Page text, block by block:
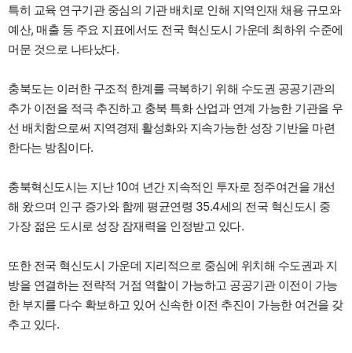
특히 교육 연구기관 중심의 기관 배치로 인해 지역인재 채용 규모와
예산, 매출 등 주요 지표에서도 전국 혁신도시 가운데 최하위 수준에
머문 것으로 나타났다.
충북도는 이러한 구조적 한계를 극복하기 위해 수도권 공공기관의
추가 이전을 적극 추진하고 충북 특화 산업과 연계 가능한 기관을 우
선 배치함으로써 지역경제 활성화와 지속가능한 성장 기반을 마련
한다는 방침이다.
충북혁신도시는 지난 10여 년간 지속적인 투자로 정주여건을 개선
해 왔으며 인구 증가와 함께 평균연령 35.4세의 전국 혁신도시 중
가장 젊은 도시로 성장 잠재력을 인정받고 있다.
또한 전국 혁신도시 가운데 지리적으로 중심에 위치해 수도권과 지
방을 연결하는 전략적 거점 역할이 가능하고 공공기관 이전이 가능
한 부지를 다수 확보하고 있어 신속한 이전 추진이 가능한 여건을 갖
추고 있다.